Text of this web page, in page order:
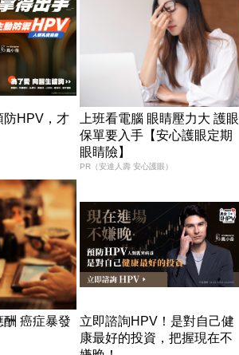
防HPV，才
上班看電腦 眼睛壓力大 護眼
保單要入手【安心護眼定期
眼睛險】
PR（安達人壽 安心護眼）
癌症暴發
立即諮詢HPV！是對自己健
康最好的投資，把握現在不